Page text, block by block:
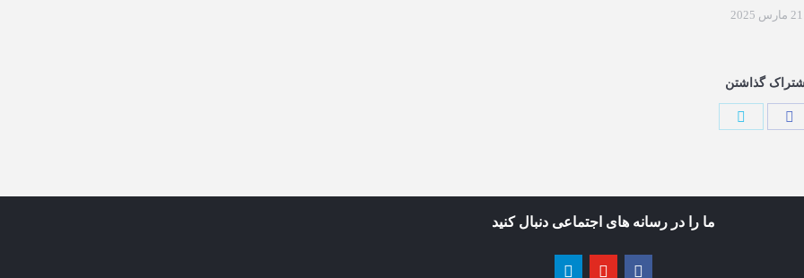
21 مارس 2025
گذاشتن
ما را در رسانه های اجتماعی دنبال کنید